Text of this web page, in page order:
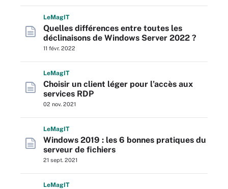
LeMagIT
Quelles différences entre toutes les
déclinaisons de Windows Server 2022 ?
11 févr. 2022
LeMagIT
Choisir un client léger pour l’accès aux
services RDP
02 nov. 2021
LeMagIT
Windows 2019 : les 6 bonnes pratiques du
serveur de fichiers
21 sept. 2021
LeMagIT